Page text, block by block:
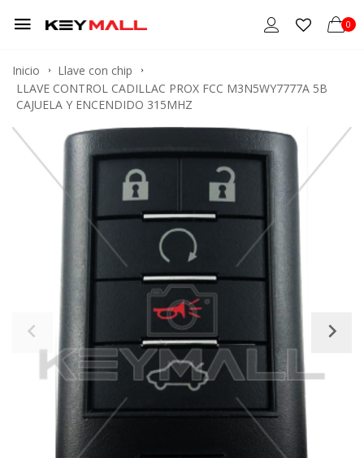
0
Inicio
Llave con chip
LLAVE CONTROL CADILLAC PROX FCC M3N5WY7777A 5B
CAJUELA Y ENCENDIDO 315MHZ